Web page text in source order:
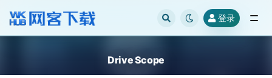
登录
Drive Scope
全部